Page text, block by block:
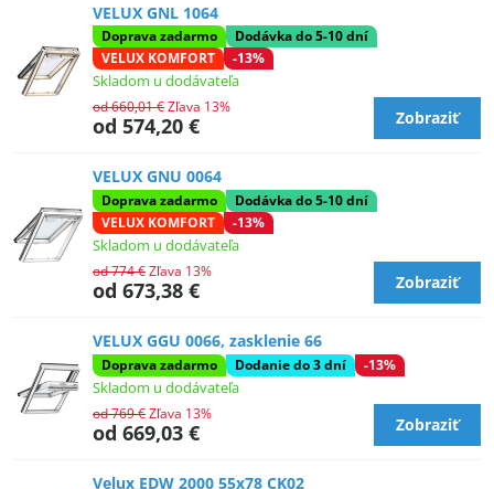
VELUX GNL 1064
Doprava zadarmo
Dodávka do 5-10 dní
VELUX KOMFORT
-13%
Skladom u dodávateľa
od 574,20 €
od 660,01 €Zľava 13%
Zobraziť
VELUX GNU 0064
Doprava zadarmo
Dodávka do 5-10 dní
VELUX KOMFORT
-13%
Skladom u dodávateľa
od 673,38 €
od 774 €Zľava 13%
Zobraziť
VELUX GGU 0066, zasklenie 66
Doprava zadarmo Dodanie do 3 dní -13%
Skladom u dodávateľa
od 669,03 €
od 769 €Zľava 13%
Zobraziť
Velux EDW 2000 55x78 CK02